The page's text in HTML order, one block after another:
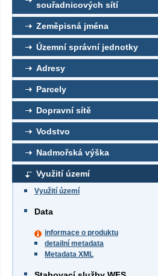
souřadnicových sítí
Zeměpisná jména
Územní správní jednotky
Adresy
Parcely
Dopravní sítě
Vodstvo
Nadmořská výška
Využití území
Využití území
Data
informace o produktu
detailní metadata
Metadata XML